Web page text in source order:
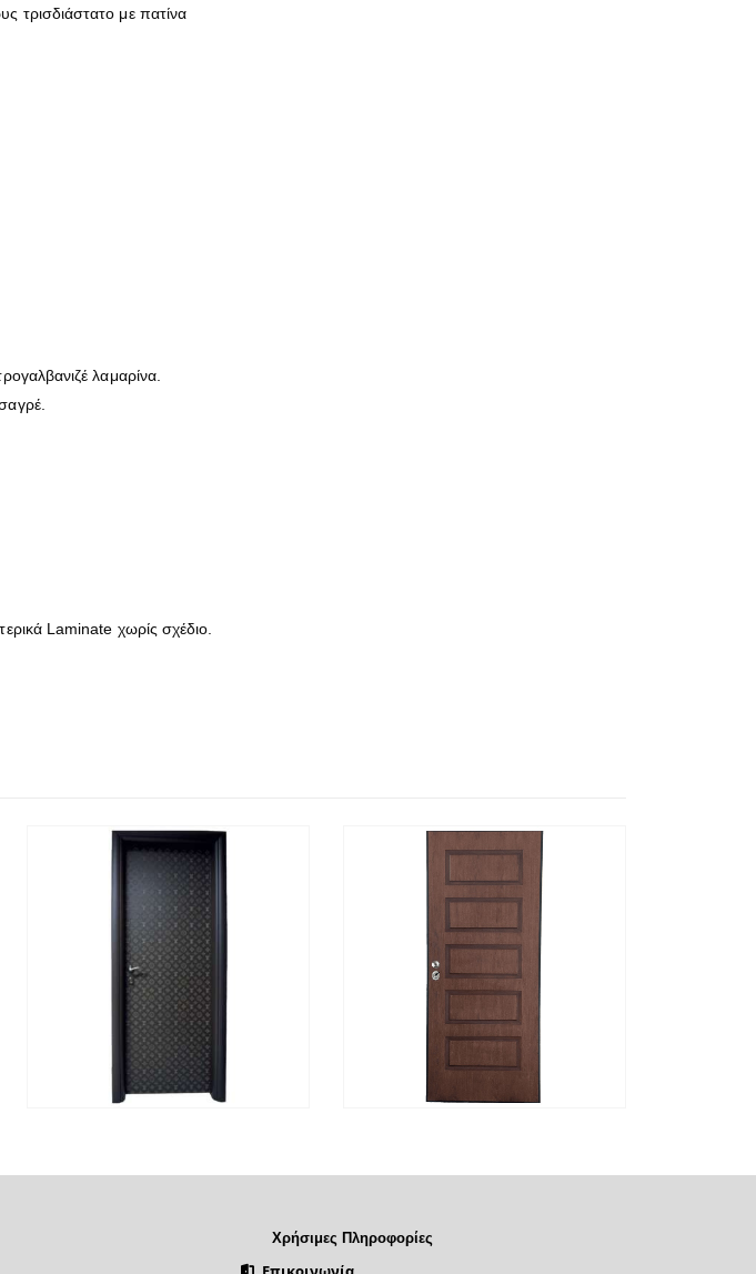
τρισδιάστατο με πατίνα
λαμαρίνα.
Laminate χωρίς σχέδιο.
ΔΙΑΒΆΣΤΕ ΠΕΡΙΣΣΌΤΕΡΑ
ΓΡΉΓΟΡΗ ΔΙΑΒΆΣΤΕ ΠΕΡΙΣΣΌΤΕΡΑ
Χρήσιμες Πληροφορίες